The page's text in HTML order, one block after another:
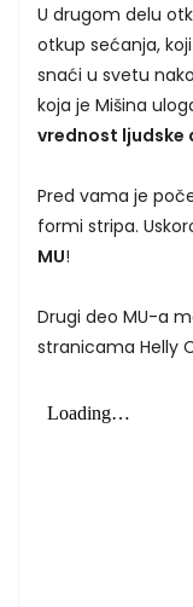
U drugom delu
otkup sećanja,
snaći u svetu
koja je Mišina
vrednost ljudske
Pred vama je
formi stripa.
MU!
Drugi deo MU-a
stranicama Helly